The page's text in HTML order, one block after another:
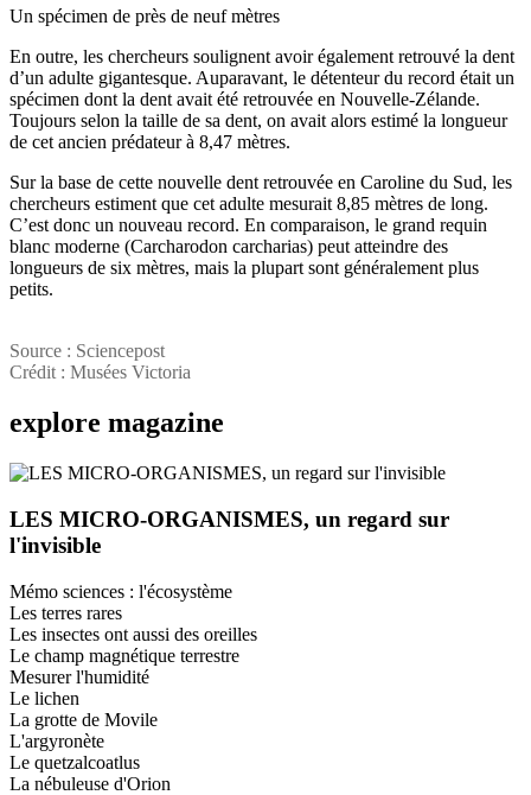
Un spécimen de près de neuf mètres
En outre, les chercheurs soulignent avoir également retrouvé la dent
d’un adulte gigantesque. Auparavant, le détenteur du record était un
spécimen dont la dent avait été retrouvée en Nouvelle-Zélande.
Toujours selon la taille de sa dent, on avait alors estimé la longueur
de cet ancien prédateur à 8,47 mètres.
Sur la base de cette nouvelle dent retrouvée en Caroline du Sud, les
chercheurs estiment que cet adulte mesurait 8,85 mètres de long.
C’est donc un nouveau record. En comparaison, le grand requin
blanc moderne (Carcharodon carcharias) peut atteindre des
longueurs de six mètres, mais la plupart sont généralement plus
petits.
Source : Sciencepost
Crédit : Musées Victoria
explore magazine
LES MICRO-ORGANISMES, un regard sur
l'invisible
Mémo sciences : l'écosystème
Les terres rares
Les insectes ont aussi des oreilles
Le champ magnétique terrestre
Mesurer l'humidité
Le lichen
La grotte de Movile
L'argyronète
Le quetzalcoatlus
La nébuleuse d'Orion